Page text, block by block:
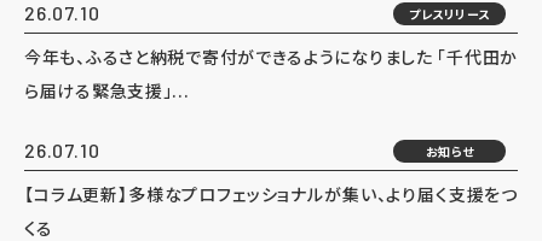
26.07.10 プレスリリース
今年も、ふるさと納税で寄付ができるようになりました 「千代田か
ら届ける緊急支援」...
26.07.10 お知らせ
【コラム更新】多様なプロフェッショナルが集い、より届く支援をつ
くる